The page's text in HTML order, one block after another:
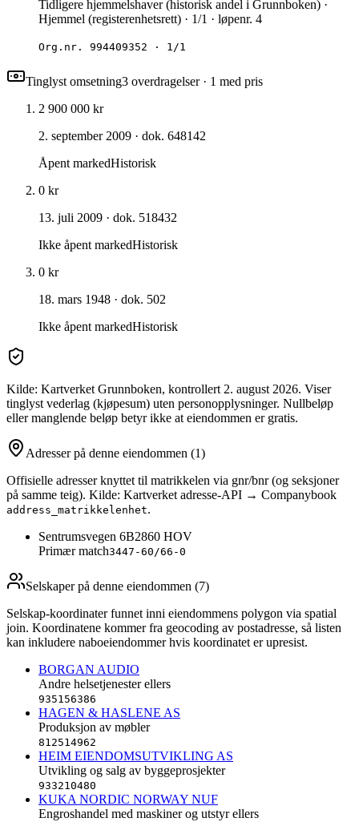
Tidligere hjemmelshaver (historisk andel i Grunnboken) ·
Hjemmel (registerenhetsrett) · 1/1 · løpenr. 4
Org.nr. 994409352 · 1/1
Tinglyst omsetning3 overdragelser· 1 med pris
2 900 000 kr
2. september 2009 · dok. 648142
Åpent markedHistorisk
0 kr
13. juli 2009 · dok. 518432
Ikke åpent markedHistorisk
0 kr
18. mars 1948 · dok. 502
Ikke åpent markedHistorisk
Kilde: Kartverket Grunnboken, kontrollert 2. august 2026. Viser
tinglyst vederlag (kjøpesum) uten personopplysninger. Nullbeløp
eller manglende beløp betyr ikke at eiendommen er gratis.
Adresser på denne eiendommen (1)
Offisielle adresser knyttet til matrikkelen via gnr/bnr (og seksjoner
på samme teig). Kilde: Kartverket adresse-API → Companybook
address_matrikkelenhet.
Sentrumsvegen 6B2860 HOV
Primær match3447-60/66-0
Selskaper på denne eiendommen (7)
Selskap-koordinater funnet inni eiendommens polygon via spatial
join. Koordinatene kommer fra geocoding av postadresse, så listen
kan inkludere naboeiendommer hvis koordinatet er upresist.
BORGAN AUDIO
Andre helsetjenester ellers
935156386
HAGEN & HASLENE AS
Produksjon av møbler
812514962
HEIM EIENDOMSUTVIKLING AS
Utvikling og salg av byggeprosjekter
933210480
KUKA NORDIC NORWAY NUF
Engroshandel med maskiner og utstyr ellers